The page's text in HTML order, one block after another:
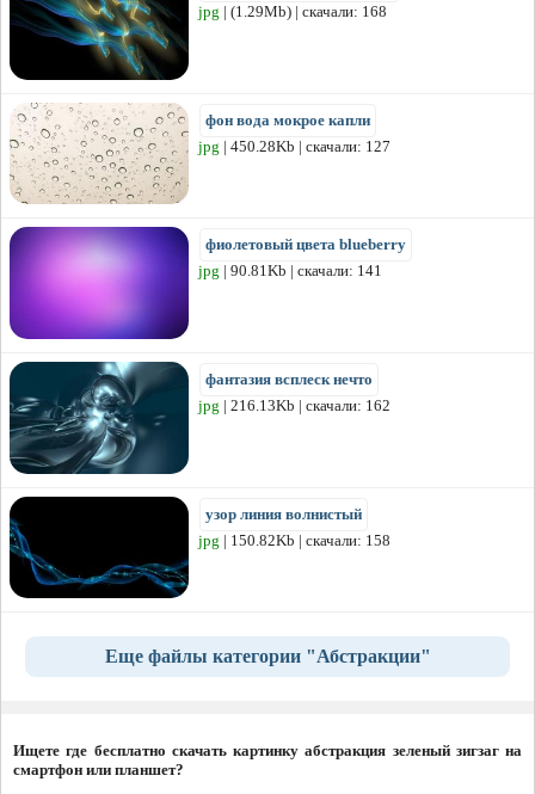
jpg | (1.29Mb) | скачали: 168
фон вода мокрое капли
jpg | 450.28Kb | скачали: 127
фиолетовый цвета blueberry
jpg | 90.81Kb | скачали: 141
фантазия всплеск нечто
jpg | 216.13Kb | скачали: 162
узор линия волнистый
jpg | 150.82Kb | скачали: 158
Еще файлы категории "Абстракции"
Ищете где бесплатно скачать картинку абстракция зеленый зигзаг на
смартфон или планшет?